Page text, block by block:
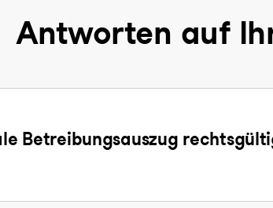
Antworten auf
Betreibungsauszug